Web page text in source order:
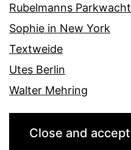
Rubelmanns Parkwacht
Sophie in New York
Textweide
Utes Berlin
Walter Mehring